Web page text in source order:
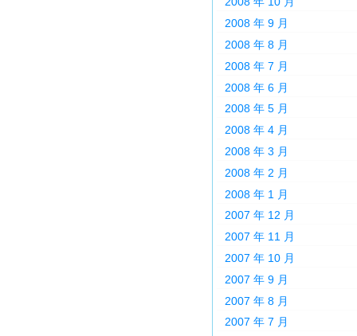
2008 年 9 月
2008 年 8 月
2008 年 7 月
2008 年 6 月
2008 年 5 月
2008 年 4 月
2008 年 3 月
2008 年 2 月
2008 年 1 月
2007 年 12 月
2007 年 11 月
2007 年 10 月
2007 年 9 月
2007 年 8 月
2007 年 7 月